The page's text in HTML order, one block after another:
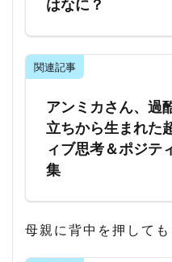
はなに？
関連記事
アンミカさん、過
立ちから生まれた
ィブ思考＆ポジテ
集
母親に背中を押しても